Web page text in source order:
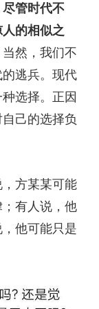
管时代不
的相似之
当然，我们不
逃兵。现代
选择。正因
己的选择负
方某某可能
有人说，他
他可能只是